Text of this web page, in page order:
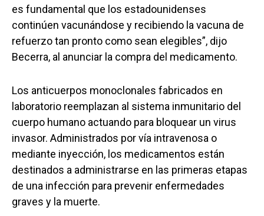
es fundamental que los estadounidenses
continúen vacunándose y recibiendo la vacuna de
refuerzo tan pronto como sean elegibles”, dijo
Becerra, al anunciar la compra del medicamento.
Los anticuerpos monoclonales fabricados en
laboratorio reemplazan al sistema inmunitario del
cuerpo humano actuando para bloquear un virus
invasor. Administrados por vía intravenosa o
mediante inyección, los medicamentos están
destinados a administrarse en las primeras etapas
de una infección para prevenir enfermedades
graves y la muerte.